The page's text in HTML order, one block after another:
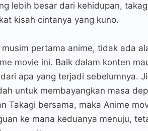
lebih besar dari kehidupan,
kisah cintanya yang kuno.
pertama anime, tidak ada
movie ini. Baik dalam konten
apa yang terjadi sebelumnya.
untuk membayangkan masa
Takagi bersama, maka Anime
ke mana keduanya menuju,